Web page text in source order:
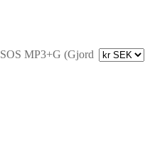
SOS MP3+G (Gjord